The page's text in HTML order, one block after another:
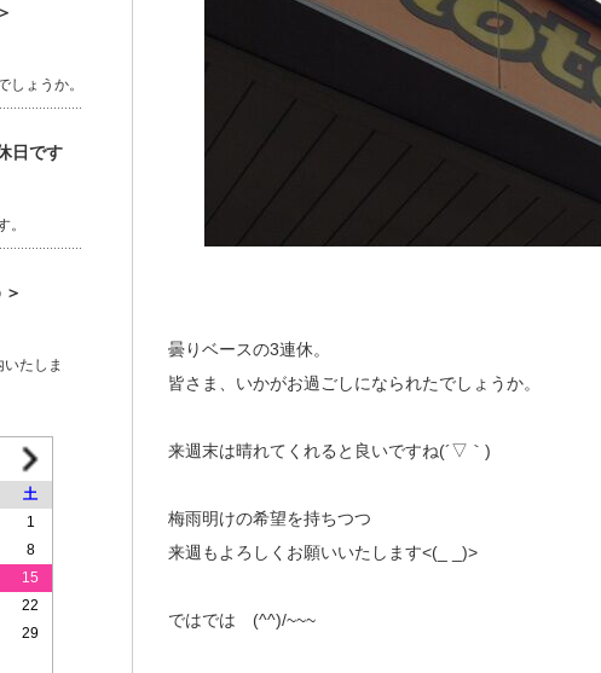
曇りベースの3連休。
皆さま、いかがお過ごしになられたでしょうか。
来週末は晴れてくれると良いですね(´▽｀)
梅雨明けの希望を持ちつつ
来週もよろしくお願いいたします<(_ _)>
ではでは (^^)/~~~
しょうか。
日です
。
たしま
土
1
8
15
22
29